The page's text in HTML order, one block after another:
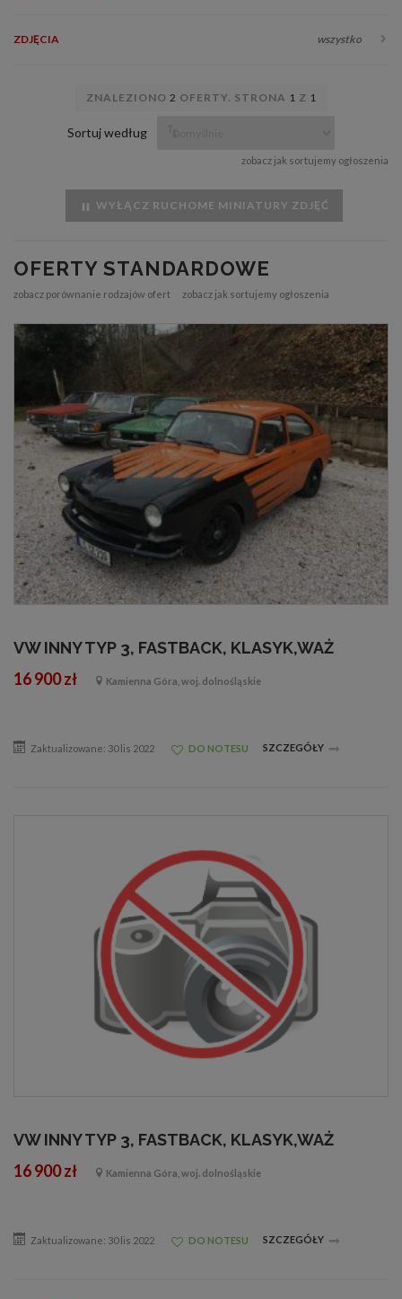
ZDJĘCIA wszystko
ZNALEZIONO 2 OFERTY. STRONA 1 Z 1
Sortuj według
zobacz jak sortujemy ogłoszenia
WYŁĄCZ RUCHOME MINIATURY ZDJĘĆ
OFERTY STANDARDOWE
zobacz porównanie rodzajów ofert zobacz jak sortujemy ogłoszenia
VW INNY TYP 3, FASTBACK, KLASYK,WAŻ
16 900 zł Kamienna Góra, woj. dolnośląskie
Zaktualizowane: 30 lis 2022 DO NOTESU SZCZEGÓŁY
VW INNY TYP 3, FASTBACK, KLASYK,WAŻ
16 900 zł Kamienna Góra, woj. dolnośląskie
Zaktualizowane: 30 lis 2022 DO NOTESU SZCZEGÓŁY